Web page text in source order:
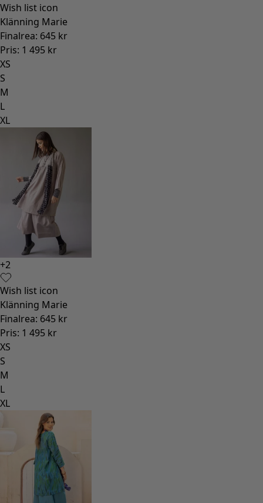
Wish list icon
Klänning Marie
Finalrea: 645 kr
Pris: 1 495 kr
XS
S
M
L
XL
+2
Wish list icon
Klänning Marie
Finalrea: 645 kr
Pris: 1 495 kr
XS
S
M
L
XL